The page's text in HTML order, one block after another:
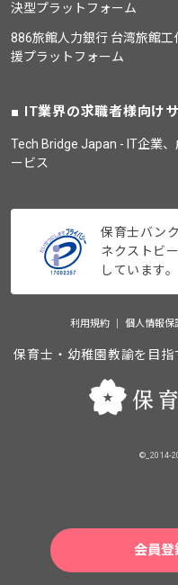
会員登
決型プラットフォーム
886旅館人力銀行 台湾旅館
援プラットフォーム
IT業界の求職者様向け
Tech Bridge Japan - IT企業
ービス
保育士バン
ネクストビ
しています。
利用規約 個人情報保
保育士・幼稚園教諭を目
©_2014-